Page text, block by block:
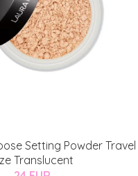
Setting Powder Travel
Translucent